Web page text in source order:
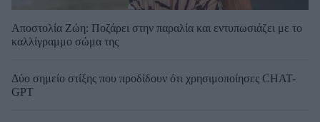
Αποστολία Ζώη: Ποζάρει στην παραλία και εντυπωσιάζει με το
καλλίγραμμο σώμα της
Δύο σημείο στίξης που προδίδουν ότι χρησιμοποίησες CHAT-
GPT